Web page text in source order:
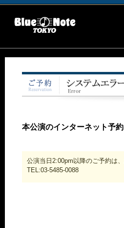
本公演のインターネット予
公演当日2:00pm以降のご予約は
TEL:03-5485-0088